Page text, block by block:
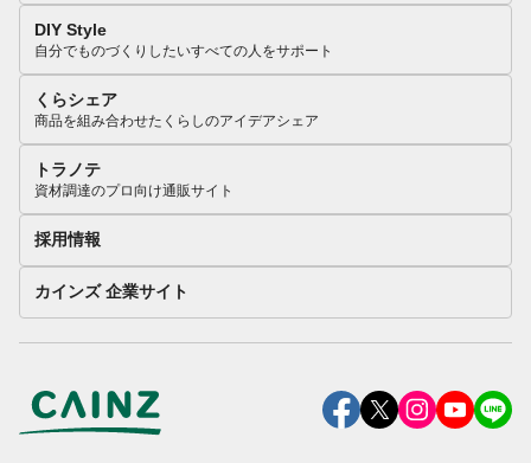
DIY Style
自分でものづくりしたいすべての人をサポート
くらシェア
商品を組み合わせたくらしのアイデアシェア
トラノテ
資材調達のプロ向け通販サイト
採用情報
カインズ 企業サイト